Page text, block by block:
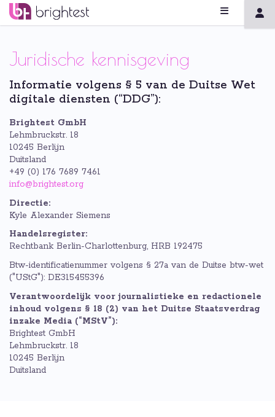
Juridische kennisgeving
Informatie volgens § 5 van de Duitse Wet
digitale diensten (“DDG”):
Brightest GmbH
Lehmbruckstr. 18
10245 Berlijn
Duitsland
+49 (0) 176 7689 7461
info@brightest.org
Directie:
Kyle Alexander Siemens
Handelsregister:
Rechtbank Berlin-Charlottenburg, HRB 192475
Btw-identificatienummer volgens § 27a van de Duitse btw-wet
("UStG"): DE315455396
Verantwoordelijk voor journalistieke en redactionele
inhoud volgens § 18 (2) van het Duitse Staatsverdrag
inzake Media (“MStV”):
Brightest GmbH
Lehmbruckstr. 18
10245 Berlijn
Duitsland